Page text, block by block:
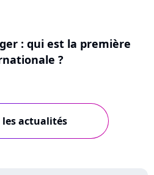
: qui est la première
?
les actualités